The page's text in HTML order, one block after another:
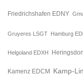
Friedrichshafen EDNY
Gruyeres LSGT Hamburg
Helgoland EDXH
Kamenz EDCM Kamp-